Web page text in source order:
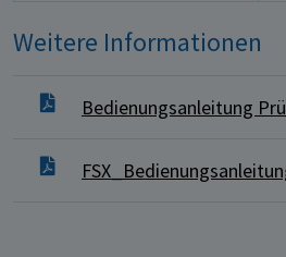
Weitere Informationen
Bedienungsanleitung